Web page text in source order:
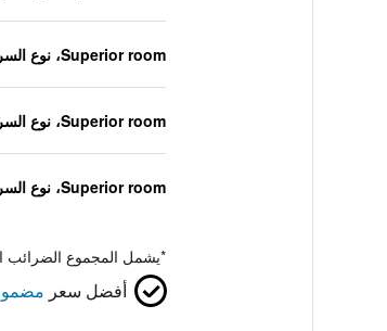
Superior room، نوع السرير غير معروف
Superior room، نوع السرير غير معروف
Superior room، نوع السرير غير معروف
*يشمل المجموع الضرائب
أفضل سعر